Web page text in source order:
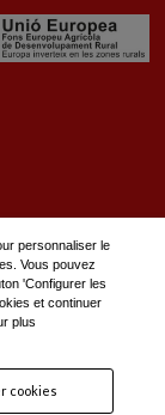
personnaliser le
Vous pouvez
'Configurer les
et continuer
plus
cookies